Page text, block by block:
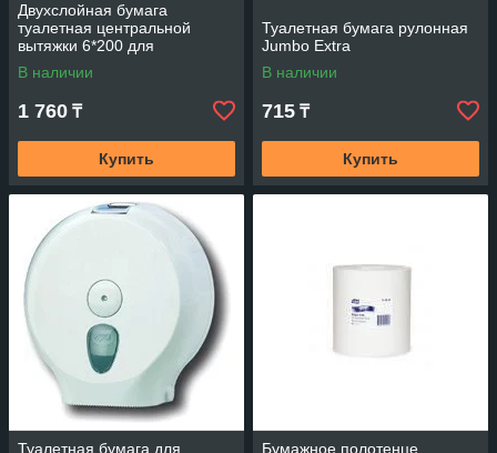
Двухслойная бумага
туалетная центральной
вытяжки 6*200 для
диспенсеров
В наличии
1 760 ₸
Купить
Туалетная бумага рулонная
Jumbo Extra
В наличии
715 ₸
Купить
Туалетная бумага для Бумажное полотенце